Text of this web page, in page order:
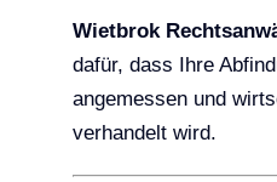
Wietbrok
dafür, dass Ihre
angemessen und
verhandelt wird.